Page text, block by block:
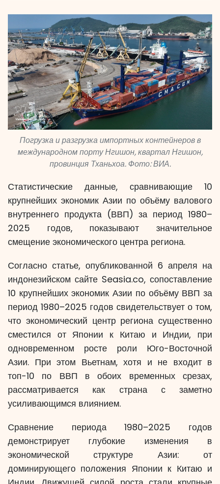
Погрузка и разгрузка импортных контейнеров в
международном порту Нгишон, квартал Нгишон,
провинция Тханьхоа. Фото: ВИА.
Статистические данные, сравнивающие 10
крупнейших экономик Азии по объёму валового
внутреннего продукта (ВВП) за период 1980–
2025 годов, показывают значительное
смещение экономического центра региона.
Согласно статье, опубликованной 6 апреля на
индонезийском сайте Seasia.co, сопоставление
10 крупнейших экономик Азии по объёму ВВП за
период 1980–2025 годов свидетельствует о том,
что экономический центр региона существенно
сместился от Японии к Китаю и Индии, при
одновременном росте роли Юго-Восточной
Азии. При этом Вьетнам, хотя и не входит в
топ-10 по ВВП в обоих временных срезах,
рассматривается как страна с заметно
усиливающимся влиянием.
Сравнение периода 1980–2025 годов
демонстрирует глубокие изменения в
экономической структуре Азии: от
доминирующего положения Японии к Китаю и